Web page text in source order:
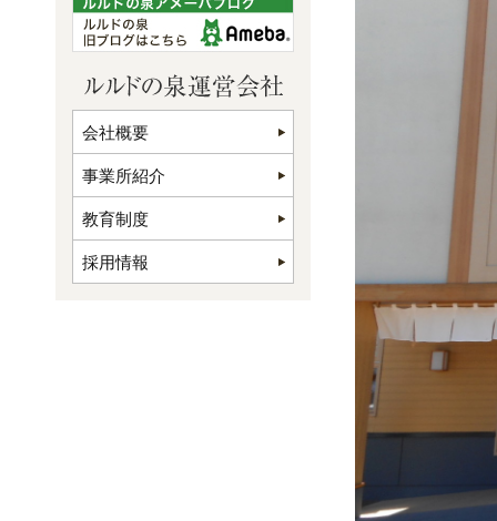
会社概要
事業所紹介
教育制度
採用情報